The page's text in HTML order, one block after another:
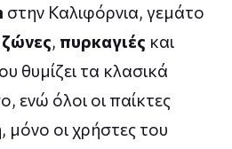
στην Καλιφόρνια, γεμάτο
, πυρκαγιές και
θυμίζει τα κλασικά
όλοι οι παίκτες
μόνο οι χρήστες του